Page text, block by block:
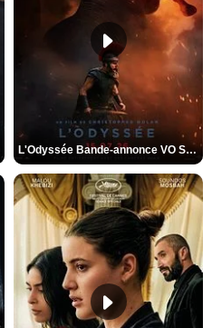
L'Odyssée Bande-annonce VO STFR